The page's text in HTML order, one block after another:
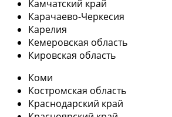
Камчатский край
Карачаево-Черкесия
Карелия
Кемеровская область
Кировская область
Коми
Костромская область
Краснодарский край